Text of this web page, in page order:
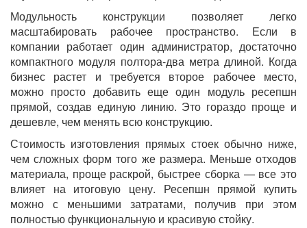
Модульность конструкции позволяет легко
масштабировать рабочее пространство. Если в
компании работает один администратор, достаточно
компактного модуля полтора-два метра длиной. Когда
бизнес растет и требуется второе рабочее место,
можно просто добавить еще один модуль ресепшн
прямой, создав единую линию. Это гораздо проще и
дешевле, чем менять всю конструкцию.
Стоимость изготовления прямых стоек обычно ниже,
чем сложных форм того же размера. Меньше отходов
материала, проще раскрой, быстрее сборка — все это
влияет на итоговую цену. Ресепшн прямой купить
можно с меньшими затратами, получив при этом
полностью функциональную и красивую стойку.